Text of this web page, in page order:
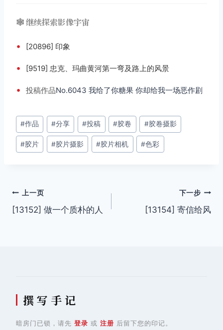
🕸️ 继续探索影像宇宙
• [20896] 印象
• [9519] 忠克、玛曲黄河第一弯及路上的风景
• 投稿作品No.6043 我给了你糖果 你却给我一场恶作剧
文
章
标
#作品 #分享 #投稿 #胶卷 #胶卷摄影
#胶片 #胶片摄影 #胶片相机 #色彩
文
章
上一页
[13152] 做一个质朴的人
下一步
[13154] 寄信给风
撰 写 手 记
暗房门已锁，请先 登录 或 注册 后留下您的印记。